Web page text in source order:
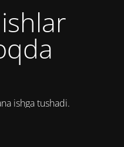
ishga tushadi.